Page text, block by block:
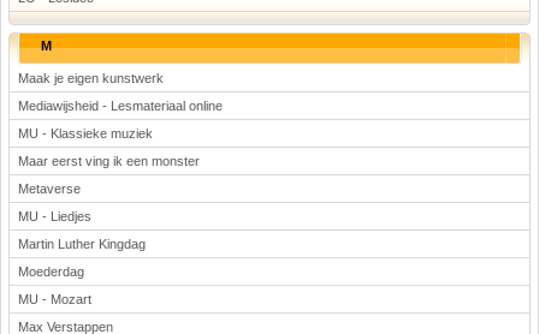
M
Maak je eigen kunstwerk
Mediawijsheid - Lesmateriaal online
MU - Klassieke muziek
Maar eerst ving ik een monster
Metaverse
MU - Liedjes
Martin Luther Kingdag
Moederdag
MU - Mozart
Max Verstappen